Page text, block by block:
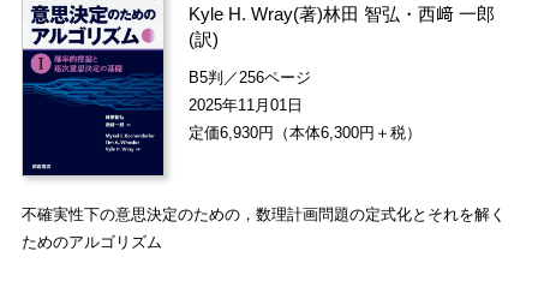
Kyle H. Wray(著)林田 智弘 ・西﨑 一郎
(訳)
B5判／256ページ
2025年11月01日
定価6,930円（本体6,300円＋税）
不確実性下の意思決定のための，数理計画問題の定式化とそれを解く
ためのアルゴリズム